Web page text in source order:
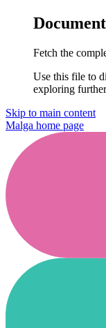
Fetch the
Use this file to
exploring
Skip to main content
Malga home page